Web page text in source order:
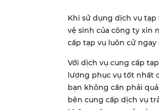
Khi sử dụng dịch vụ tạp
vệ sinh của công ty xin
cấp tạp vụ luôn cử
Với dịch vụ cung cấp
lượng phục vụ tốt nhất
bạn không cần phải
bên cung cấp dịch vụ